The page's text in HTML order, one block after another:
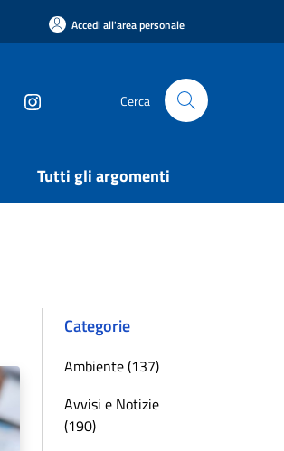
Accedi all'area personale
Cerca
Tutti gli argomenti
Categorie
Ambiente (137)
Avvisi e Notizie
(190)